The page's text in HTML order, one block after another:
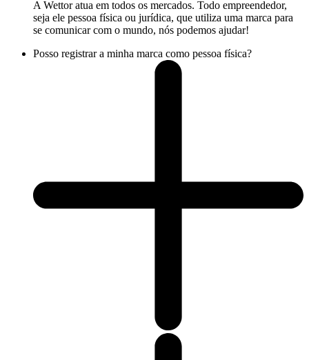
A Wettor atua em todos os mercados. Todo empreendedor,
seja ele pessoa física ou jurídica, que utiliza uma marca para
se comunicar com o mundo, nós podemos ajudar!
Posso registrar a minha marca como pessoa física?